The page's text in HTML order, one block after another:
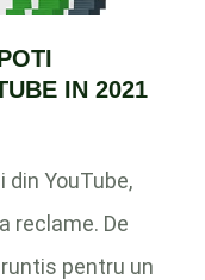
IN 2021
din YouTube,
reclame. De
pentru un